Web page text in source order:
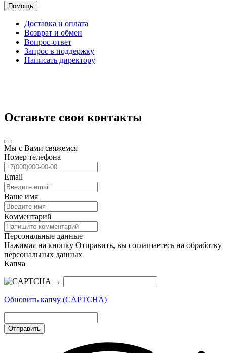
Помощь
Доставка и оплата
Возврат и обмен
Вопрос-ответ
Запрос в поддержку
Написать директору
Оставьте свои контакты
Мы с Вами свяжемся
Номер телефона
Email
Ваше имя
Комментарий
Персональные данные
Нажимая на кнопку Отправить, вы соглашаетесь на обработку
персональных данных
Капча
→
Обновить капчу (CAPTCHA)
Отправить